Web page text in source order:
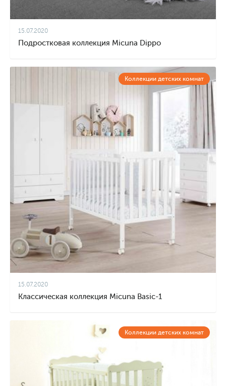
15.07.2020
Подростковая коллекция Micuna Dippo
Коллекции детских комнат
15.07.2020
Классическая коллекция Micuna Basic-1
Коллекции детских комнат